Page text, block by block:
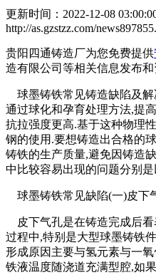
更新时间：2022-12-08
http://as.gzstzz.com/
贵阳四通铸造厂为您免费提供
造有限公司等相关信息发布和
球墨铸铁常见铸造缺陷及解
通过球化和孕育处理方法,提
抗拉强度更高.基于这种物理
钢的使用.要想铸造出合格的
铸铁的生产质量,避免因铸造
中比较容易出现的问题分别
球墨铸铁常见缺陷(一)皮下
皮下气孔是在铸造完成后看
过程中,特别是大型球墨铸铁
形成原因主要与氢元素与一
铁液温度随浇道充满型腔,如